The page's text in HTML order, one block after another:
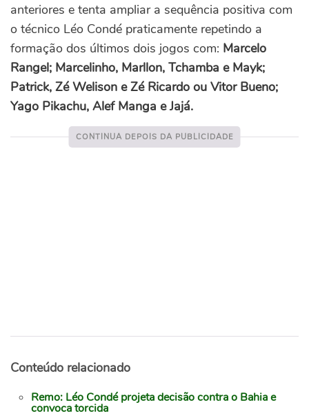
anteriores e tenta ampliar a sequência positiva com
o técnico Léo Condé praticamente repetindo a
formação dos últimos dois jogos com: Marcelo
Rangel; Marcelinho, Marllon, Tchamba e Mayk;
Patrick, Zé Welison e Zé Ricardo ou Vitor Bueno;
Yago Pikachu, Alef Manga e Jajá.
Conteúdo relacionado
Remo: Léo Condé projeta decisão contra o Bahia e
convoca torcida